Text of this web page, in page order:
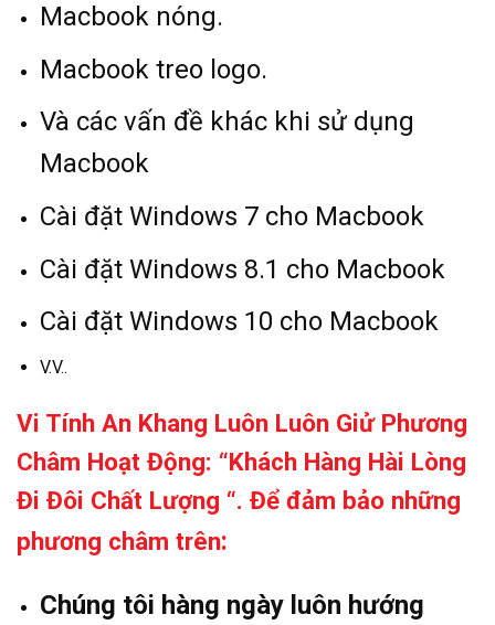
Macbook nóng.
Macbook treo logo.
Và các vấn đề khác khi sử dụng
Macbook
Cài đặt Windows 7 cho Macbook
Cài đặt Windows 8.1 cho Macbook
Cài đặt Windows 10 cho Macbook
V.V..
Vi Tính An Khang Luôn Luôn Giử Phương
Châm Hoạt Động: “Khách Hàng Hài Lòng
Đi Đôi Chất Lượng “. Để đảm bảo những
phương châm trên:
Chúng tôi hàng ngày luôn hướng